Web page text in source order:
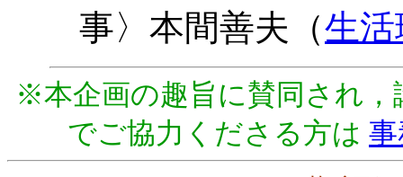
事〉本間善夫（生
※本企画の趣旨に賛同され
でご協力くださる方は